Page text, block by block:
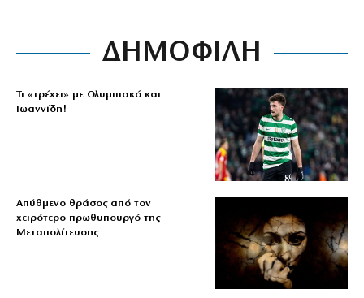
ΔΗΜΟΦΙΛΗ
Τι «τρέχει» με Ολυμπιακό και
Ιωαννίδη!
Απύθμενο θράσος από τον
χειρότερο πρωθυπουργό της
Μεταπολίτευσης